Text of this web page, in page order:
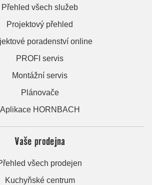
Přehled všech služeb
Projektový přehled
poradenství online
PROFI servis
Montážní servis
Plánovače
Aplikace HORNBACH
Vaše prodejna
všech prodejen
Kuchyňské centrum